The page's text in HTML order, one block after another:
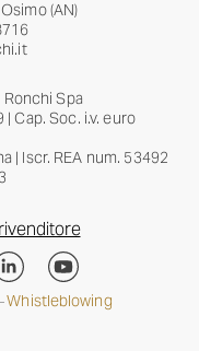
(AN)
Spa
Cap. Soc. i.v. euro
| Iscr. REA num. 53492
–Whistleblowing